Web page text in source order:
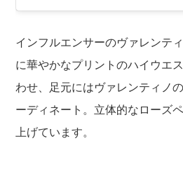
インフルエンサーのヴァレンテ
に華やかなプリントのハイウエ
わせ、足元にはヴァレンティノ
ーディネート。立体的なローズ
上げています。